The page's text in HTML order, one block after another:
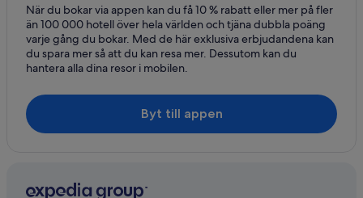
När du bokar via appen kan du få 10 % rabatt eller mer på fler
än 100 000 hotell över hela världen och tjäna dubbla poäng
varje gång du bokar. Med de här exklusiva erbjudandena kan
du spara mer så att du kan resa mer. Dessutom kan du
hantera alla dina resor i mobilen.
Byt till appen